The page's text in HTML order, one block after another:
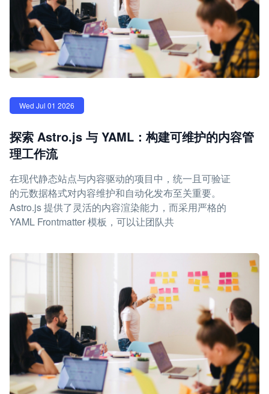
Wed Jul 01 2026
探索 Astro.js 与 YAML：构建可维护的内容管
理工作流
在现代静态站点与内容驱动的项目中，统一且可验证
的元数据格式对内容维护和自动化发布至关重要。
Astro.js 提供了灵活的内容渲染能力，而采用严格的
YAML Frontmatter 模板，可以让团队共